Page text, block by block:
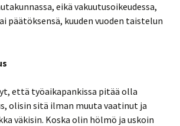
eikä vakuutusoikeudessa,
päätöksensä, kuuden vuoden taistelun
että työaikapankissa pitää olla
olisin sitä ilman muuta vaatinut ja
väkisin. Koska olin hölmö ja uskoin